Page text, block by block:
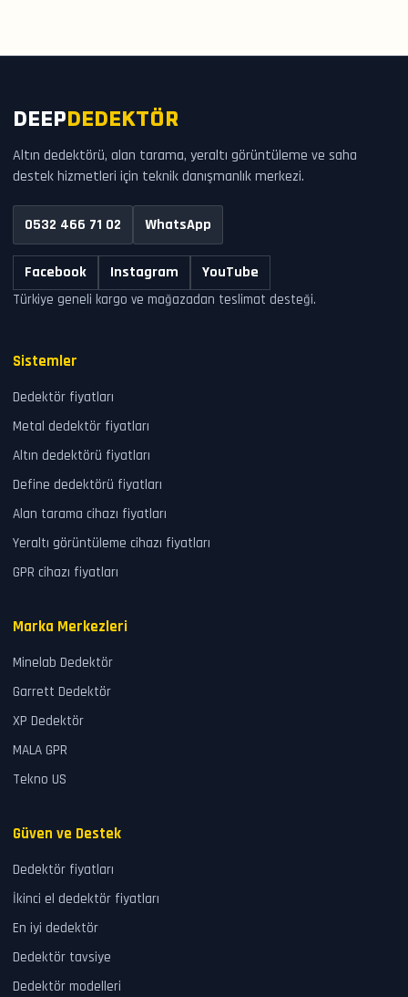
DEEP DEDEKTÖR
Altın dedektörü, alan tarama, yeraltı görüntüleme ve saha
destek hizmetleri için teknik danışmanlık merkezi.
0532 466 71 02 WhatsApp
Facebook Instagram YouTube
Türkiye geneli kargo ve mağazadan teslimat desteği.
Sistemler
Dedektör fiyatları
Metal dedektör fiyatları
Altın dedektörü fiyatları
Define dedektörü fiyatları
Alan tarama cihazı fiyatları
Yeraltı görüntüleme cihazı fiyatları
GPR cihazı fiyatları
Marka Merkezleri
Minelab Dedektör
Garrett Dedektör
XP Dedektör
MALA GPR
Tekno US
Güven ve Destek
Dedektör fiyatları
İkinci el dedektör fiyatları
En iyi dedektör
Dedektör tavsiye
Dedektör modelleri